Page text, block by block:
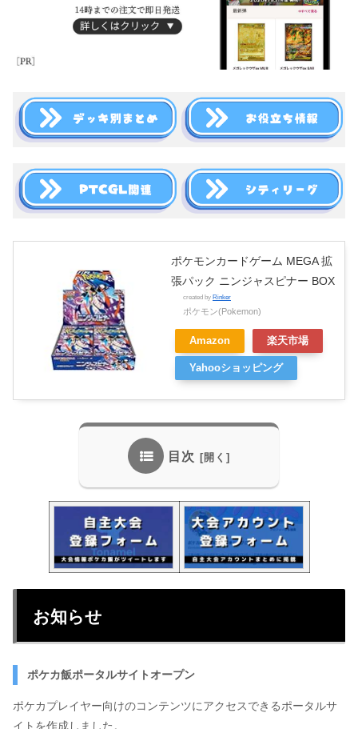
ポケモンカードゲーム MEGA 拡
張パック ニンジャスピナー BOX
created by Rinker
ポケモン(Pokemon)
Amazon 楽天市場
Yahooショッピング
目次
お知らせ
ポケカ飯ポータルサイトオープン
ポケカプレイヤー向けのコンテンツにアクセスできるポータルサ
イトを作成しました。